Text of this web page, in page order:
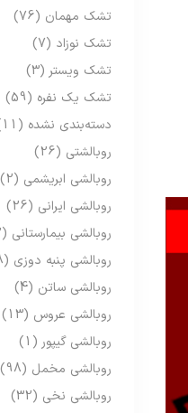
تشک مهمان (76)
تشک نوزاد (7)
تشک ویستر (3)
تشک یک نفره (59)
دسته‌بندی نشده (11)
روبالشتی (26)
روبالشی ابریشمی (2)
روبالشی ایرانی (26)
روبالشی بیمارستانی (2)
روبالشی پنبه دوزی (8)
روبالشی ساتن (4)
روبالشی عروس (13)
روبالشی گیپور (1)
روبالشی مخمل (98)
روبالشی نخی (32)